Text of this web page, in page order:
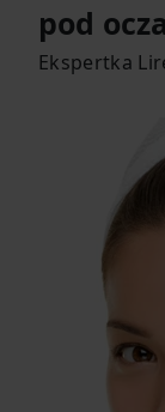
pod
Ekspertka